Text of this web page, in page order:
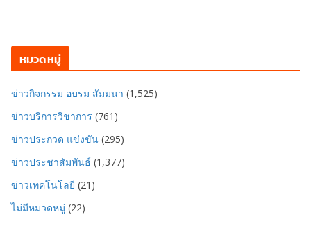
หมวดหมู่
ข่าวกิจกรรม อบรม สัมมนา (1,525)
ข่าวบริการวิชาการ (761)
ข่าวประกวด แข่งขัน (295)
ข่าวประชาสัมพันธ์ (1,377)
ข่าวเทคโนโลยี (21)
ไม่มีหมวดหมู่ (22)